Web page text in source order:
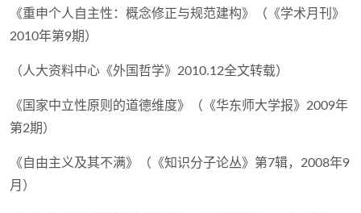
《重申个人自主性：概念修正与规范建构》（《学术月刊》
2010年第9期）
（人大资料中心《外国哲学》2010.12全文转载）
《国家中立性原则的道德维度》（《华东师大学报》2009年
第2期）
《自由主义及其不满》（《知识分子论丛》第7辑，2008年9
月）